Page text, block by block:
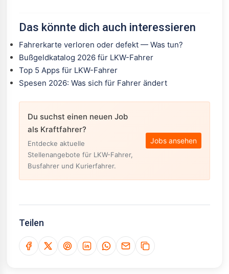
Das könnte dich auch interessieren
Fahrerkarte verloren oder defekt — Was tun?
Bußgeldkatalog 2026 für LKW-Fahrer
Top 5 Apps für LKW-Fahrer
Spesen 2026: Was sich für Fahrer ändert
Du suchst einen neuen Job
als Kraftfahrer?
Entdecke aktuelle
Stellenangebote für LKW-Fahrer,
Busfahrer und Kurierfahrer.
Jobs ansehen
Teilen